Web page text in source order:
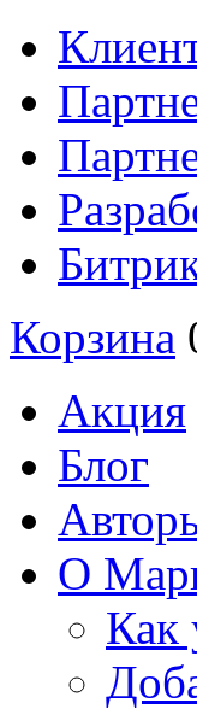
Корзина
Акция
Блог
О
Как